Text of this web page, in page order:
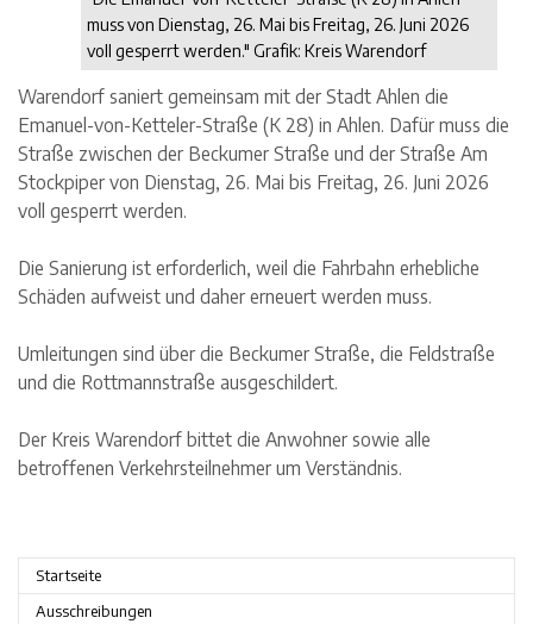
Startseite
Ausschreibungen
muss von Dienstag, 26. Mai bis Freitag, 26. Juni 2026
voll gesperrt werden." Grafik: Kreis Warendorf
Warendorf saniert gemeinsam mit der Stadt Ahlen die
Emanuel-von-Ketteler-Straße (K 28) in Ahlen. Dafür muss die
Straße zwischen der Beckumer Straße und der Straße Am
Stockpiper von Dienstag, 26. Mai bis Freitag, 26. Juni 2026
voll gesperrt werden.
Die Sanierung ist erforderlich, weil die Fahrbahn erhebliche
Schäden aufweist und daher erneuert werden muss.
Umleitungen sind über die Beckumer Straße, die Feldstraße
und die Rottmannstraße ausgeschildert.
Der Kreis Warendorf bittet die Anwohner sowie alle
betroffenen Verkehrsteilnehmer um Verständnis.